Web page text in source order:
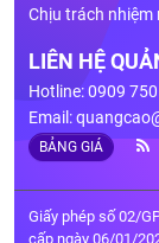
Chịu trách nhiệm
LIÊN HỆ
Hotline: 0909
Email:
BẢNG GIÁ
Giấy phép số 02/
cấp ngày 06/01/